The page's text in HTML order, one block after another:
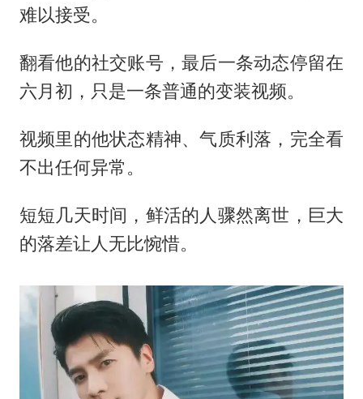
难以接受。
翻看他的社交账号，最后一条动态停留在
六月初，只是一条普通的变装视频。
视频里的他状态精神、气质利落，完全看
不出任何异常。
短短几天时间，鲜活的人骤然离世，巨大
的落差让人无比惋惜。